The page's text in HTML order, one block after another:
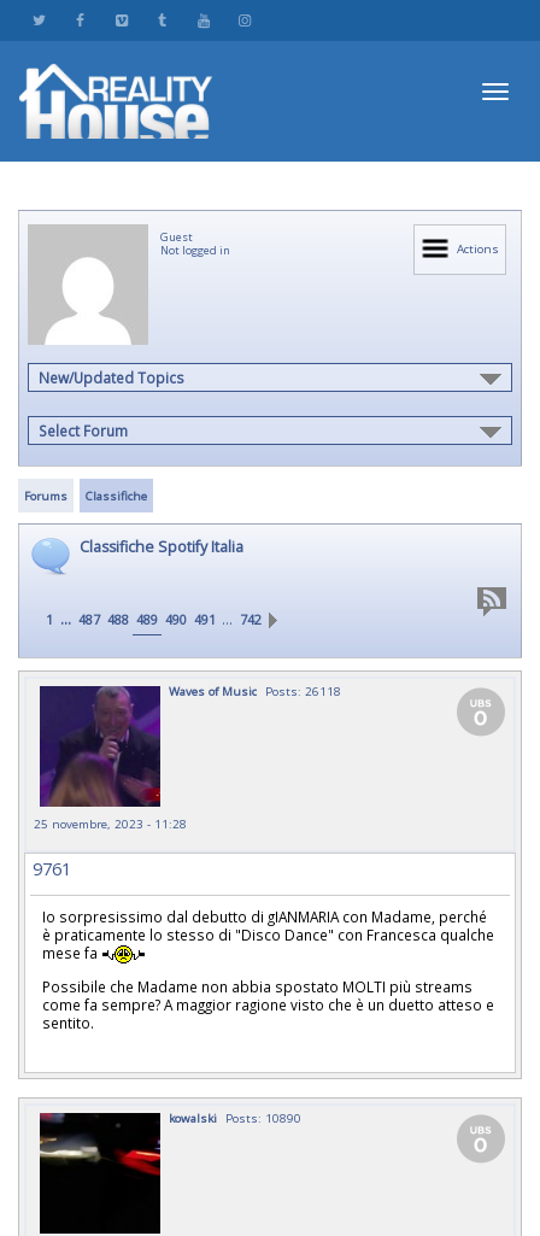
Actions
Guest
Not logged in
New/Updated Topics
Select Forum
Forums Classifiche
Classifiche Spotify Italia
1 ... 487 488 489 490 491 … 742
Waves of Music Posts: 26118
25 novembre, 2023 - 11:28
9761
Io sorpresissimo dal debutto di gIANMARIA con Madame, perché
è praticamente lo stesso di "Disco Dance" con Francesca qualche
mese fa
Possibile che Madame non abbia spostato MOLTI più streams
come fa sempre? A maggior ragione visto che è un duetto atteso e
sentito.
kowalski Posts: 10890